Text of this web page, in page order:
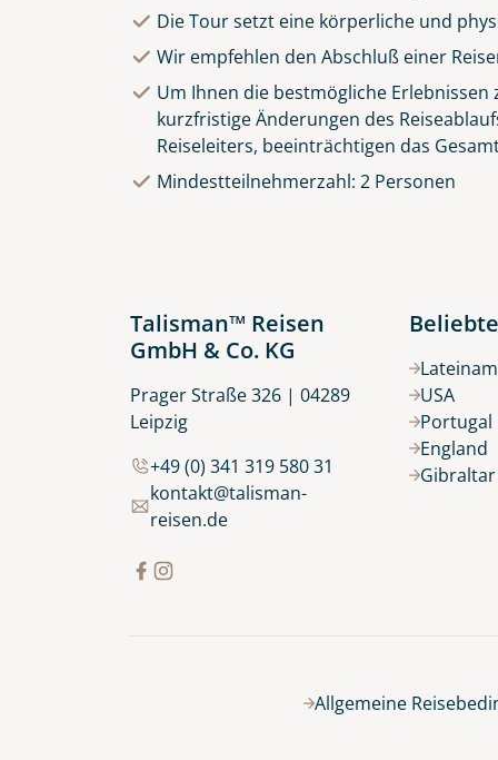
Die Tour setzt eine körperliche und
Wir empfehlen den Abschluß einer
Um Ihnen die bestmögliche
kurzfristige Änderungen des
Reiseleiters, beeinträchtigen das
Mindestteilnehmerzahl: 2 Personen
Talisman™ Reisen
GmbH & Co. KG
Prager Straße 326 | 04289
Leipzig
+49 (0) 341 319 580 31
kontakt@talisman-
reisen.de
USA
Portugal
England
Allgemeine